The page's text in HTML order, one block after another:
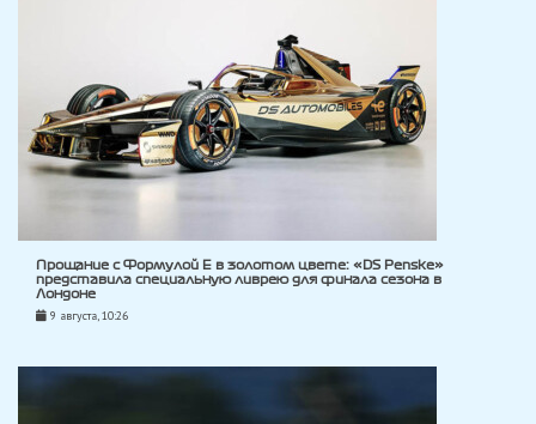
Прощание с Формулой E в золотом цвете: «DS Penske»
представила специальную ливрею для финала сезона в
Лондоне
9 августа, 10:26